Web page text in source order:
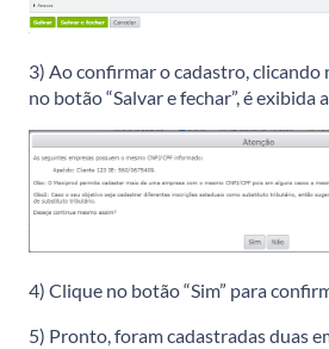
3) Ao confirmar o cadastro, clicando
no botão “Salvar e fechar”, é exibida
4) Clique no botão “Sim” para
5) Pronto, foram cadastradas duas